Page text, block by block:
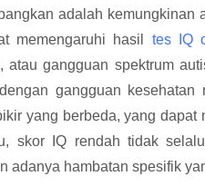
adalah kemungkinan
memengaruhi hasil tes IQ
atau gangguan spektrum
gangguan kesehatan
yang berbeda, yang dapat
skor IQ rendah tidak
adanya hambatan spesifik